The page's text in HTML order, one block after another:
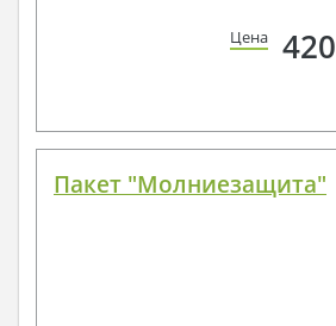
Цена 420
Пакет "Молниезащита"